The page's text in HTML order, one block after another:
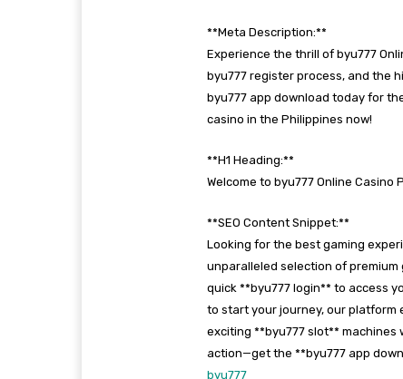
**Meta Description:**
Experience the thrill of byu777
byu777 register process, and the
byu777 app download today for
casino in the Philippines now!
**H1 Heading:**
Welcome to byu777 Online Casino
**SEO Content Snippet:**
Looking for the best gaming
unparalleled selection of premium
quick **byu777 login** to access
to start your journey, our platform
exciting **byu777 slot** machines
action—get the **byu777 app
byu777